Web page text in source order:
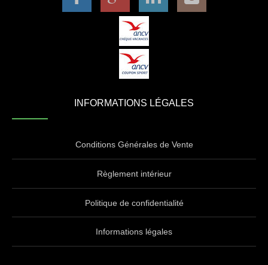
INFORMATIONS LÉGALES
Conditions Générales de Vente
Règlement intérieur
Politique de confidentialité
Informations légales